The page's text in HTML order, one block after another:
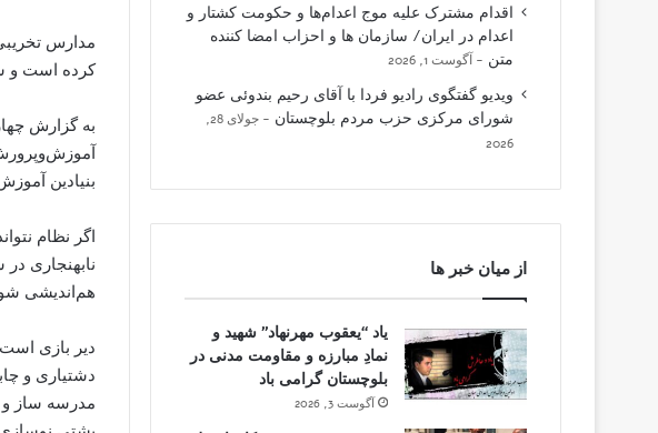
مدارس
کرده است و
به گزارش
بنیادین
اگر نظام
نابهنجاری
هم‌اندیشی
دیر بازی
دشتیاری و
مدرسه ساز
اقدام مشترک علیه موج اعدام‌ها و حکومت کشتار و
اعدام در ایران/ سازمان ها و احزاب امضا کننده
متن
آگوست 1, 2026
ویدیو گفتگوی رادیو فردا با آقای رحیم بندوئی عضو
شورای مرکزی حزب مردم بلوچستان
جولای 28,
2026
از میان خبر ها
یاد “یعقوب مهرنهاد” شهید و
نمادِ مبارزه و مقاومت مدنی در
بلوچستان گرامی باد
آگوست 3, 2026